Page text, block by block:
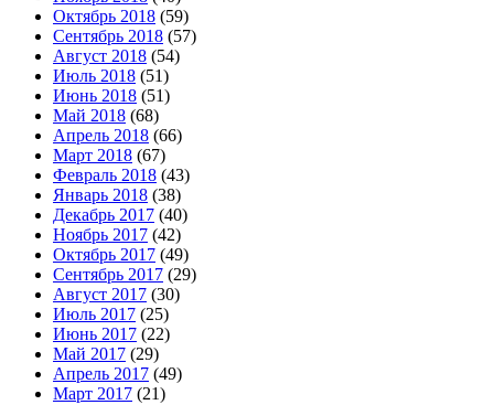
Октябрь 2018 (59)
Сентябрь 2018 (57)
Август 2018 (54)
Июль 2018 (51)
Июнь 2018 (51)
Май 2018 (68)
Апрель 2018 (66)
Март 2018 (67)
Февраль 2018 (43)
Январь 2018 (38)
Декабрь 2017 (40)
Ноябрь 2017 (42)
Октябрь 2017 (49)
Сентябрь 2017 (29)
Август 2017 (30)
Июль 2017 (25)
Июнь 2017 (22)
Май 2017 (29)
Апрель 2017 (49)
Март 2017 (21)